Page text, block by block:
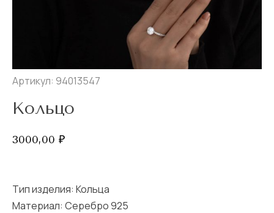
Артикул: 94013547
Кольцо
3000,00 ₽
Тип изделия: Кольца
Материал: Серебро 925